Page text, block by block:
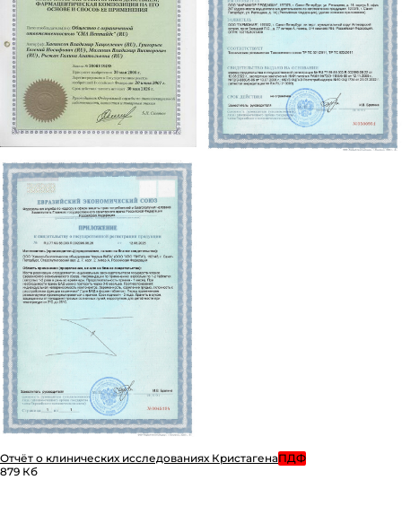
Отчёт о клинических исследованиях КристагенаПДФ
879 Кб